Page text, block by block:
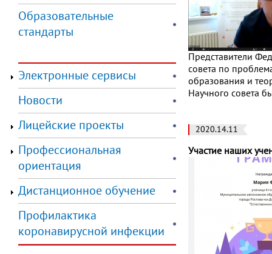
Образовательные
стандарты
Электронные сервисы
Новости
Лицейские проекты
Профессиональная
ориентация
Дистанционное обучение
Профилактика
коронавирусной инфекции
Представители
совета по
образования и
Научного совета
2020.14.11
Участие наших